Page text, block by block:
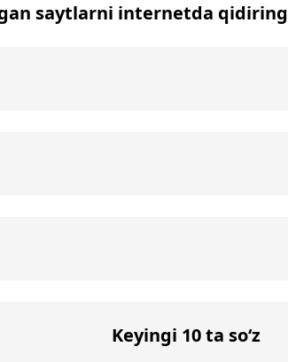
saytlarni internetda qidiring
Keyingi 10 ta so‘z